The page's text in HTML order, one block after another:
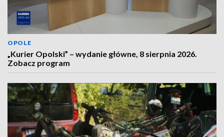
OPOLE
„Kurier Opolski” – wydanie główne, 8 sierpnia 2026.
Zobacz program